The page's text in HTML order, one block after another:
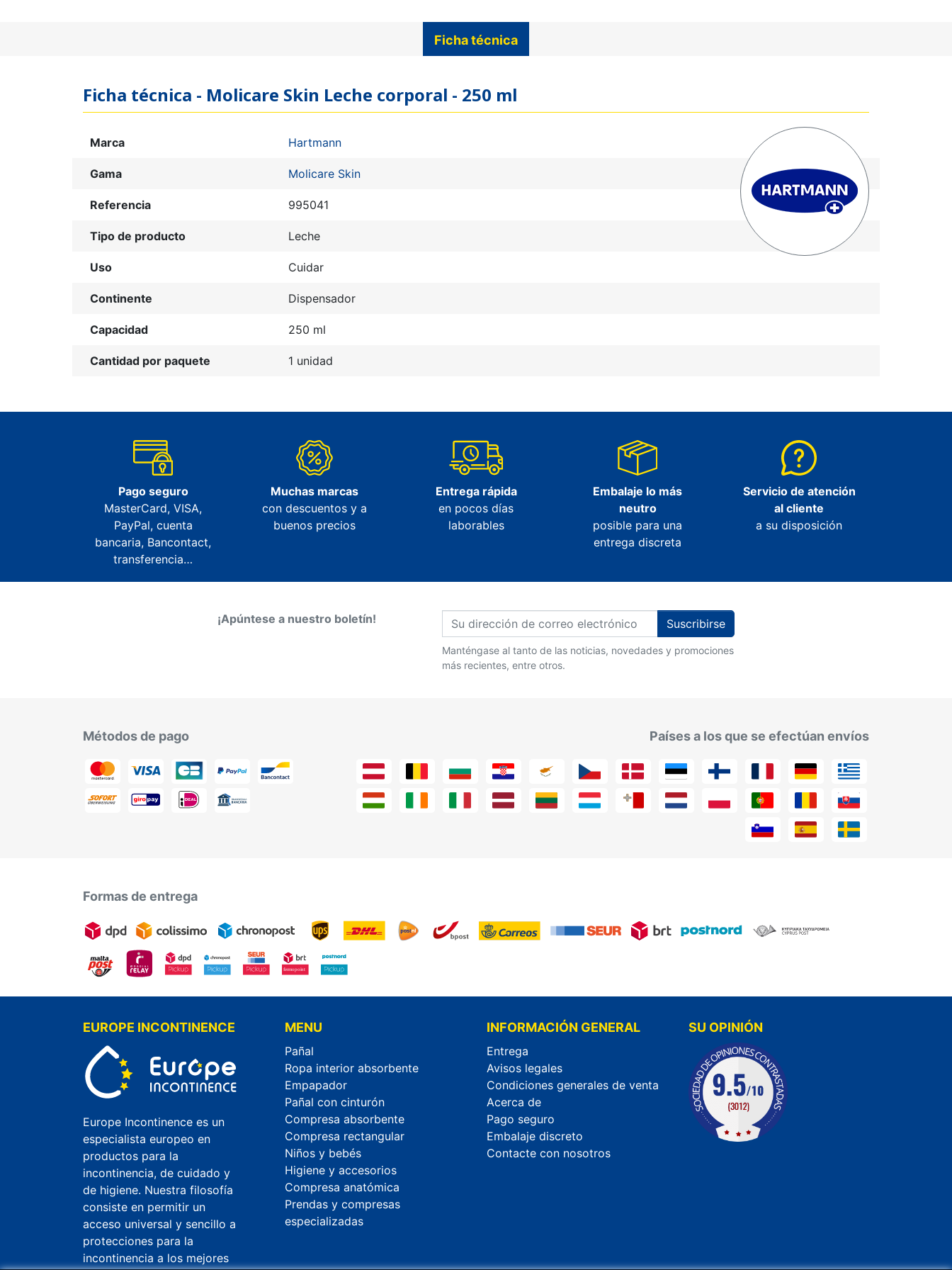
Ficha técnica
Ficha técnica - Molicare Skin Leche corporal - 250 ml
Marca Hartmann
Gama Molicare Skin
Referencia 995041
Tipo de producto Leche
Uso Cuidar
Continente Dispensador
Capacidad 250 ml
Cantidad por paquete 1 unidad
Pago seguro
MasterCard, VISA,
PayPal, cuenta
bancaria, Bancontact,
transferencia…
Muchas marcas
con descuentos y a
buenos precios
Entrega rápida
en pocos días
laborables
Embalaje lo más
neutro
posible para una
entrega discreta
Servicio de atención
al cliente
a su disposición
¡Apúntese a nuestro boletín! Suscribirse
Manténgase al tanto de las noticias, novedades y promociones
más recientes, entre otros.
Métodos de pago Países a los que se efectúan envíos
Formas de entrega
EUROPE INCONTINENCE
Europe Incontinence es un
especialista europeo en
productos para la
incontinencia, de cuidado y
de higiene. Nuestra filosofía
consiste en permitir un
acceso universal y sencillo a
protecciones para la
incontinencia a los mejores
MENU
Pañal
Ropa interior absorbente
Empapador
Pañal con cinturón
Compresa absorbente
Compresa rectangular
Niños y bebés
Higiene y accesorios
Compresa anatómica
Prendas y compresas
especializadas
INFORMACIÓN GENERAL
Entrega
Avisos legales
Condiciones generales de venta
Acerca de
Pago seguro
Embalaje discreto
Contacte con nosotros
SU OPINIÓN